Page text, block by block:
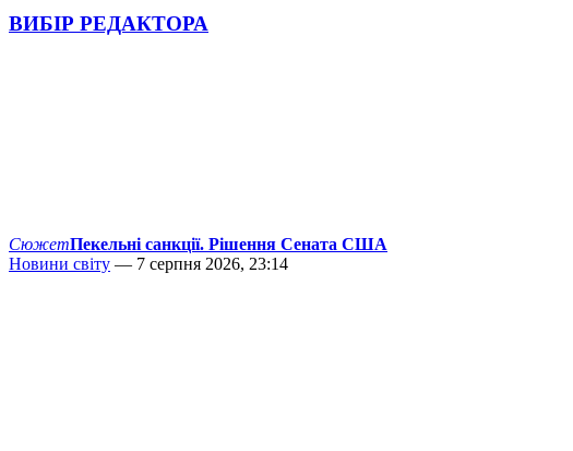
ВИБІР РЕДАКТОРА
СюжетПекельні санкції. Рішення Сената США
Новини світу — 7 серпня 2026, 23:14